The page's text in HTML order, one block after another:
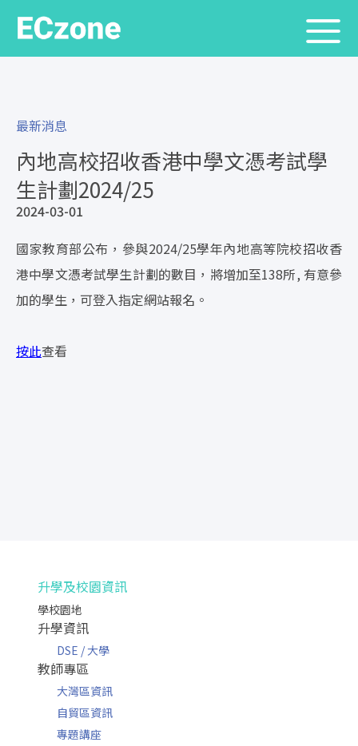
最新消息
內地高校招收香港中學文憑考試學
生計劃2024/25
2024-03-01
國家教育部公布，參與2024/25學年內地高等院校招收香
港中學文憑考試學生計劃的數目，將增加至138所, 有意參
加的學生，可登入指定網站報名。
按此查看
升學及校園資訊
學校園地
升學資訊
DSE / 大學
教師專區
大灣區資訊
自貿區資訊
專題講座